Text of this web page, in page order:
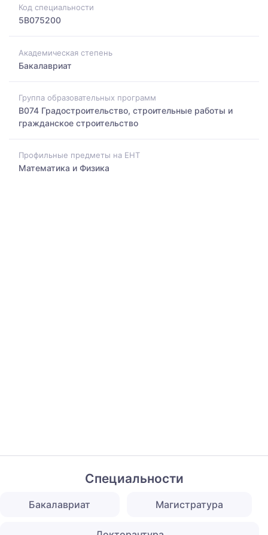
Код специальности
5B075200
Академическая степень
Бакалавриат
Группа образовательных программ
B074 Градостроительство, строительные работы и
гражданское строительство
Профильные предметы на ЕНТ
Математика и Физика
Специальности
Бакалавриат Магистратура